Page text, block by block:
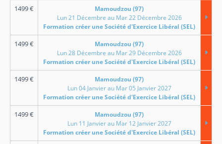
1499€
Mamoudzou (97)
Lun 21 Décembre au Mar 22 Décembre 2026
Formation créer une Société d'Exercice Libéral (SEL)
1499€
Mamoudzou (97)
Lun 28 Décembre au Mar 29 Décembre 2026
Formation créer une Société d'Exercice Libéral (SEL)
1499€
Mamoudzou (97)
Lun 04 Janvier au Mar 05 Janvier 2027
Formation créer une Société d'Exercice Libéral (SEL)
1499€
Mamoudzou (97)
Lun 11 Janvier au Mar 12 Janvier 2027
Formation créer une Société d'Exercice Libéral (SEL)